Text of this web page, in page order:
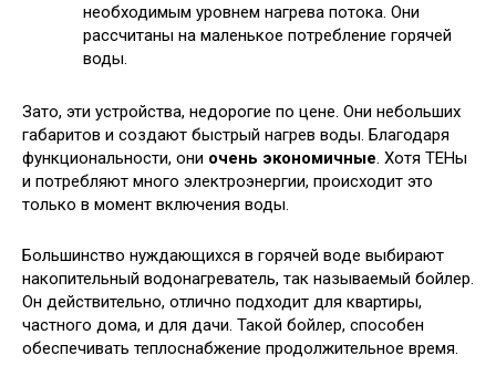
необходимым уровнем нагрева потока. Они
рассчитаны на маленькое потребление горячей
воды.
Зато, эти устройства, недорогие по цене. Они небольших
габаритов и создают быстрый нагрев воды. Благодаря
функциональности, они очень экономичные . Хотя ТЕНы
и потребляют много электроэнергии, происходит это
только в момент включения воды.
Большинство нуждающихся в горячей воде выбирают
накопительный водонагреватель, так называемый бойлер.
Он действительно, отлично подходит для квартиры,
частного дома, и для дачи. Такой бойлер, способен
обеспечивать теплоснабжение продолжительное время.